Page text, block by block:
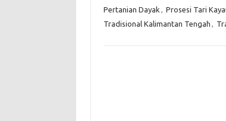
Pertanian Dayak
Prosesi Tari
Tradisional Kalimantan Tengah